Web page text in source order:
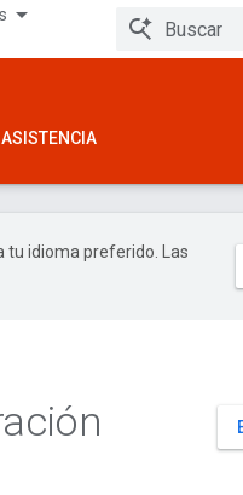
ASISTENCIA
tu idioma preferido. Las